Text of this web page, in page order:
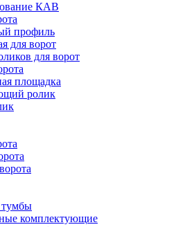
КАВ
профиль
для ворот
для ворот
площадка
ролик
комплектующие